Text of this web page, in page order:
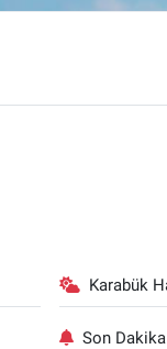
Karabük
Son